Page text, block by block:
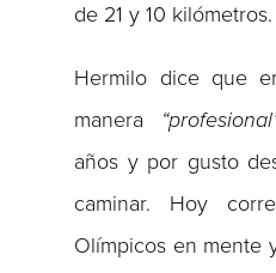
de 21 y 10 kilómetros.
Hermilo dice que
manera
años y por gusto
caminar. Hoy
Olímpicos en mente